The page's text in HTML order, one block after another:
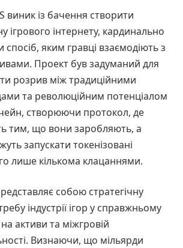
виник із бачення створити
ігрового інтернету, кардинально
яким гравці взаємодіють з
Проект був задуманий для
розрив між традиційними
та революційним потенціалом
створюючи протокол, де
тим, що вони заробляють, а
запускати токенізовані
лише кількома клацаннями.
собою стратегічну
індустрії ігор у справжньому
активи та міжгровій
Визнаючи, що мільярди